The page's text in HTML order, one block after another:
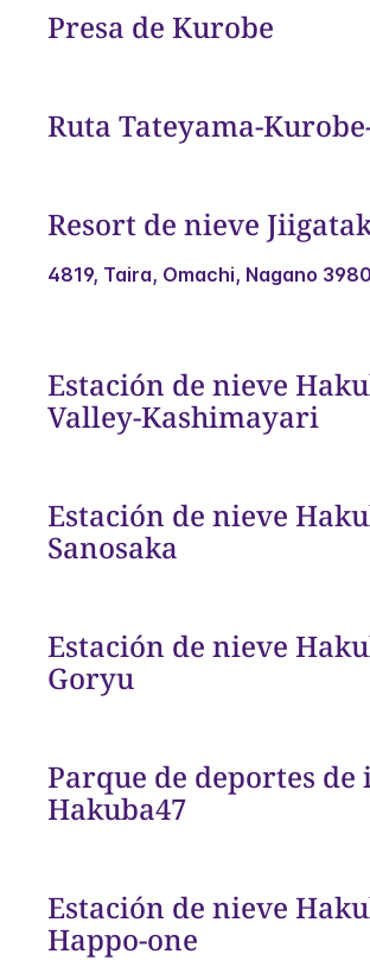
Presa de Kurobe
Ruta Tateyama-
Resort de nieve
4819, Taira, Omachi, Nagano
Estación de nieve
Valley-Kashimayari
Estación de nieve
Sanosaka
Estación de nieve
Goryu
Parque de deportes
Hakuba47
Estación de nieve
Happo-one